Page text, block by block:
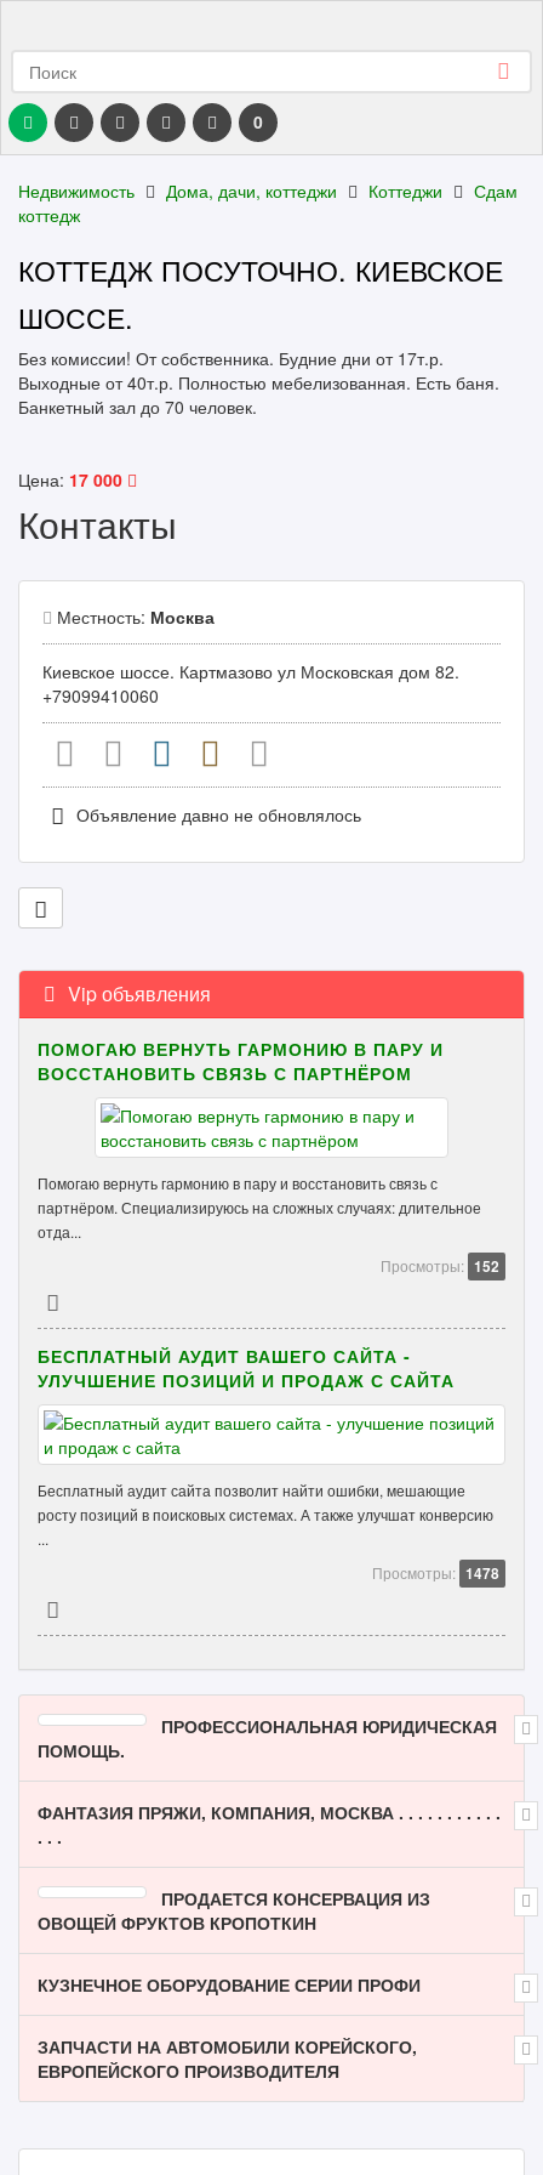
0
Недвижимость Дома, дачи, коттеджи Коттеджи
Сдам
коттедж
КОТТЕДЖ ПОСУТОЧНО. КИЕВСКОЕ
ШОССЕ.
Без комиссии! От собственника. Будние дни от 17т.р.
Выходные от 40т.р. Полностью мебелизованная. Есть баня.
Банкетный зал до 70 человек.
Цена: 17 000
Контакты
Местность: Москва
Киевское шоссе. Картмазово ул Московская дом 82.
+79099410060
Объявление давно не обновлялось
Vip объявления
ПОМОГАЮ ВЕРНУТЬ ГАРМОНИЮ В ПАРУ И
ВОССТАНОВИТЬ СВЯЗЬ С ПАРТНЁРОМ
Помогаю вернуть гармонию в пару и восстановить связь с
партнёром. Специализируюсь на сложных случаях: длительное
отда...
Просмотры: 152
БЕСПЛАТНЫЙ АУДИТ ВАШЕГО САЙТА -
УЛУЧШЕНИЕ ПОЗИЦИЙ И ПРОДАЖ С САЙТА
Бесплатный аудит сайта позволит найти ошибки, мешающие
росту позиций в поисковых системах. А также улучшат конверсию
...
Просмотры: 1478
ПРОФЕССИОНАЛЬНАЯ ЮРИДИЧЕСКАЯ
ПОМОЩЬ.
ФАНТАЗИЯ ПРЯЖИ, КОМПАНИЯ, МОСКВА . . . . . . . . . . .
. . .
ПРОДАЕТСЯ КОНСЕРВАЦИЯ ИЗ
ОВОЩЕЙ ФРУКТОВ КРОПОТКИН
КУЗНЕЧНОЕ ОБОРУДОВАНИЕ СЕРИИ ПРОФИ
ЗАПЧАСТИ НА АВТОМОБИЛИ КОРЕЙСКОГО,
ЕВРОПЕЙСКОГО ПРОИЗВОДИТЕЛЯ